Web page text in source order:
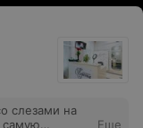
слезами на
самую
Еще